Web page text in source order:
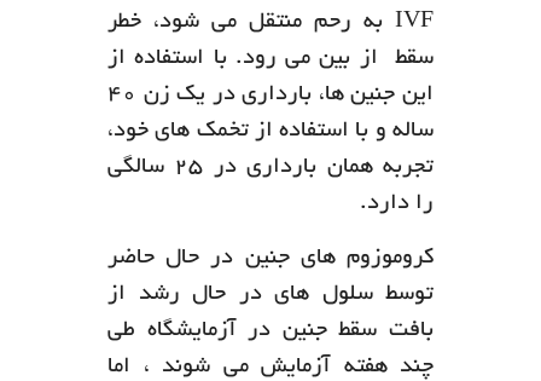
IVF به رحم منتقل می شود، خطر
سقط از بین می رود. با استفاده از
این جنین ها، بارداری در یک زن 40
ساله و با استفاده از تخمک های خود،
تجربه همان بارداری در 25 سالگی
را دارد.
کروموزوم های جنین در حال حاضر
توسط سلول های در حال رشد از
بافت سقط جنین در آزمایشگاه طی
چند هفته آزمایش می شوند ، اما